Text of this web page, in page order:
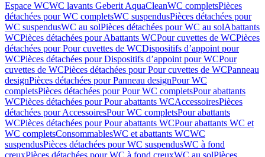
Espace WCWC lavants Geberit AquaCleanWC completsPièces
détachées pour WC completsWC suspendusPièces détachées pour
WC suspendusWC au solPièces détachées pour WC au solAbattants
WCPièces détachées pour Abattants WCPour cuvettes de WCPièces
détachées pour Pour cuvettes de WCDispositifs d’appoint pour
WCPièces détachées pour Dispositifs d’appoint pour WCPour
cuvettes de WCPièces détachées pour Pour cuvettes de WCPanneau
designPièces détachées pour Panneau designPour WC
completsPièces détachées pour Pour WC completsPour abattants
WCPièces détachées pour Pour abattants WCAccessoiresPièces
détachées pour AccessoiresPour WC completsPour abattants
WCPièces détachées pour Pour abattants WCPour abattants WC et
WC completsConsommablesWC et abattants WCWC
suspendusPièces détachées pour WC suspendusWC à fond
creuxPièces détachées pour WC à fond creuxWC au solPièces